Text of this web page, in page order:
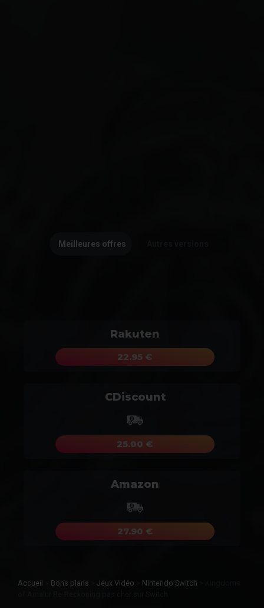
Meilleures offres
Rakuten
22.95 €
CDiscount
25.00 €
Amazon
27.90 €
Accueil Bons plans Jeux Vidéo Nintendo Switch